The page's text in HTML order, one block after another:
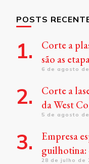
POSTS
Corte a
são as
6 de agosto
Corte a
da West
5 de agosto
Empresa
guilhotina:
28 de julho de